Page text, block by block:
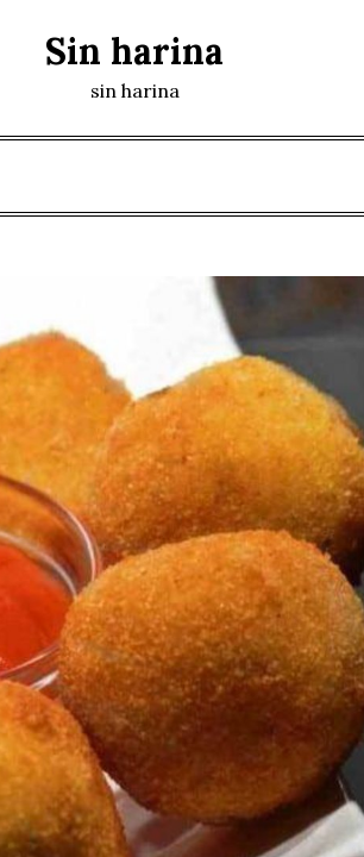
Sin harina
sin harina